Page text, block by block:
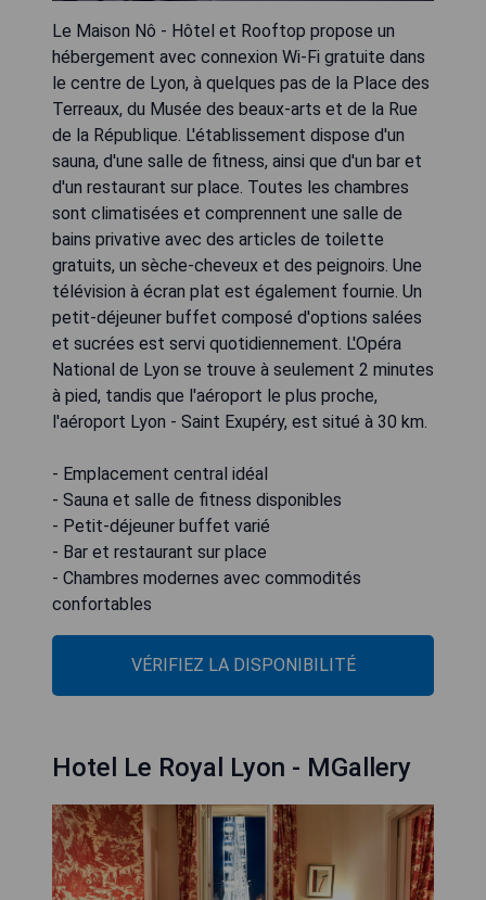
Le Maison Nô - Hôtel et Rooftop propose un
hébergement avec connexion Wi-Fi gratuite dans
le centre de Lyon, à quelques pas de la Place des
Terreaux, du Musée des beaux-arts et de la Rue
de la République. L'établissement dispose d'un
sauna, d'une salle de fitness, ainsi que d'un bar et
d'un restaurant sur place. Toutes les chambres
sont climatisées et comprennent une salle de
bains privative avec des articles de toilette
gratuits, un sèche-cheveux et des peignoirs. Une
télévision à écran plat est également fournie. Un
petit-déjeuner buffet composé d'options salées
et sucrées est servi quotidiennement. L'Opéra
National de Lyon se trouve à seulement 2 minutes
à pied, tandis que l'aéroport le plus proche,
l'aéroport Lyon - Saint Exupéry, est situé à 30 km.
- Emplacement central idéal
- Sauna et salle de fitness disponibles
- Petit-déjeuner buffet varié
- Bar et restaurant sur place
- Chambres modernes avec commodités
confortables
VÉRIFIEZ LA DISPONIBILITÉ
Hotel Le Royal Lyon - MGallery